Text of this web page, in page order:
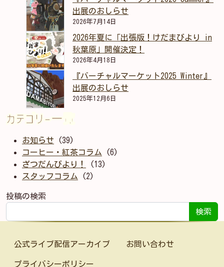
出展のおしらせ
2026年7月14日
2026年夏に「出張版！けだまびより in
秋葉原」開催決定！
2026年4月18日
『バーチャルマーケット2025 Winter』
出展のおしらせ
2025年12月6日
カテゴリー一覧
お知らせ (39)
コーヒー・紅茶コラム
(6)
ざつだんびより！
(13)
スタッフコラム
(2)
投稿の検索
検索
公式ライブ配信アーカイブ お問い合わせ
プライバシーポリシー